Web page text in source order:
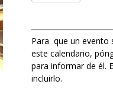
Para que un evento
este calendario,
para informar de él.
incluirlo.